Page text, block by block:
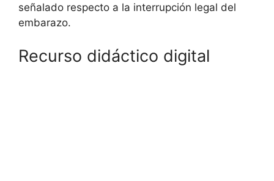
señalado respecto a la interrupción legal del
embarazo.
Recurso didáctico digital